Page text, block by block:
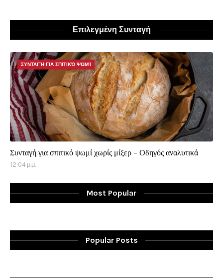
Επιλεγμένη Συνταγή
ΣΥΝΤΑΓΉ ΓΙΑ ΣΠΙΤΙΚΌ ΨΩΜΊ
Συνταγή για σπιτικό ψωμί χωρίς μίξερ - Οδηγός αναλυτικά
12:04 μ.μ.
Most Popular
Popular Posts